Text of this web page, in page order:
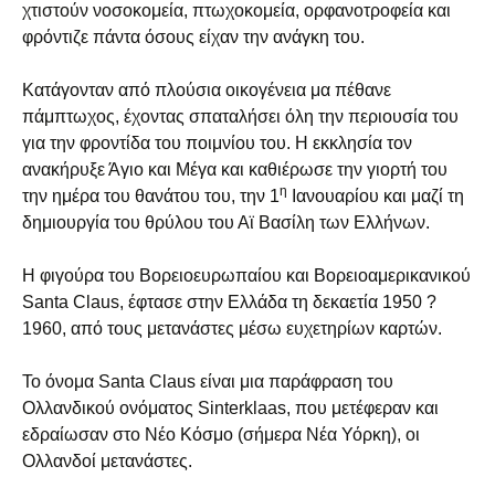
χτιστούν νοσοκομεία, πτωχοκομεία, ορφανοτροφεία και
φρόντιζε πάντα όσους είχαν την ανάγκη του.
Κατάγονταν από πλούσια οικογένεια μα πέθανε
πάμπτωχος, έχοντας σπαταλήσει όλη την περιουσία του
για την φροντίδα του ποιμνίου του. Η εκκλησία τον
ανακήρυξε Άγιο και Μέγα και καθιέρωσε την γιορτή του
την ημέρα του θανάτου του, την 1η
Ιανουαρίου και μαζί τη
δημιουργία του θρύλου του Αϊ Βασίλη των Ελλήνων.
Η φιγούρα του Βορειοευρωπαίου και Βορειοαμερικανικού
Santa Claus, έφτασε στην Ελλάδα τη δεκαετία 1950 ?
1960, από τους μετανάστες μέσω ευχετηρίων καρτών.
Το όνομα Santa Claus είναι μια παράφραση του
Ολλανδικού ονόματος Sinterklaas, που μετέφεραν και
εδραίωσαν στο Νέο Κόσμο (σήμερα Νέα Υόρκη), οι
Ολλανδοί μετανάστες.